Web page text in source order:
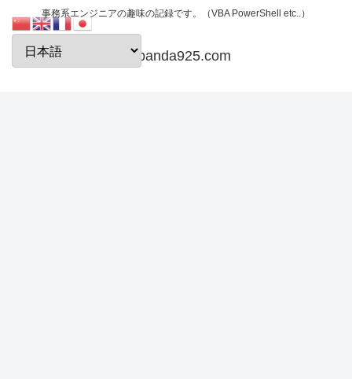
事務系エンジニアの趣味の記録です。（VBA PowerShell etc..）
papanda925.com